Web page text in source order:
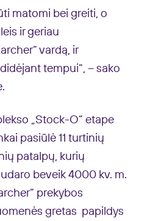
matomi bei greiti, o
ir geriau
vardą, ir
tempui“, – sako
„Stock-O“ etape
pasiūlė 11 turtinių
patalpų, kurių
beveik 4000 kv. m.
prekybos
gretas papildys